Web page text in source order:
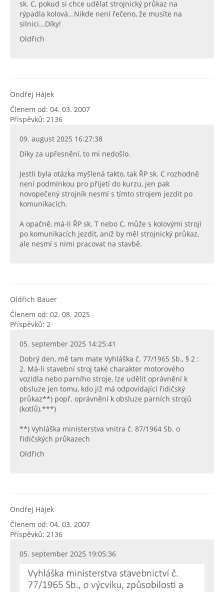
sk. C, pokud si chce udělat strojnický průkaz na
rýpadla kolová...Nikde není řečeno, že musíte na
silnici...Díky!
Oldřich
Ondřej Hájek
Členem od: 04. 03. 2007
Příspěvků: 2136
09. august 2025 16:27:38
Díky za upřesnění, to mi nedošlo.
Jestli byla otázka myšlená takto, tak ŘP sk. C rozhodně
není podmínkou pro přijetí do kurzu, jen pak
novopečený strojník nesmí s tímto strojem jezdit po
komunikacích.
A opačně, má-li ŘP sk. T nebo C, může s kolovými stroji
po komunikacích jezdit, aniž by měl strojnický průkaz,
ale nesmí s nimi pracovat na stavbě.
Oldřich Bauer
Členem od: 02. 08. 2025
Příspěvků: 2
05. september 2025 14:25:41
Dobrý den, mě tam mate Vyhláška č. 77/1965 Sb., § 2 :
2. Má-li stavební stroj také charakter motorového
vozidla nebo parního stroje, lze udělit oprávnění k
obsluze jen tomu, kdo již má odpovídající řidičský
průkaz**) popř. oprávnění k obsluze parních strojů
(kotlů).***)
**) Vyhláška ministerstva vnitra č. 87/1964 Sb. o
řidičských průkazech
Oldřich
Ondřej Hájek
Členem od: 04. 03. 2007
Příspěvků: 2136
05. september 2025 19:05:36